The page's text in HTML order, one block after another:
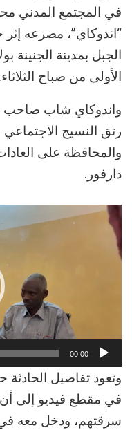
في المجتمع المدني
“اندوكاي”، مصرعه
الجبل بمدينة الجنينة
الأولى من صباح الثلاثاء.
واندوكاي شاب صاحب
رتق النسيج
والمحافظة على
دارفور.
مشغل
الفيديو
00:00
وتعود تفاصيل الحادثة
في مقطع فيديو إلى أن
سرقتهم، ودخل معه